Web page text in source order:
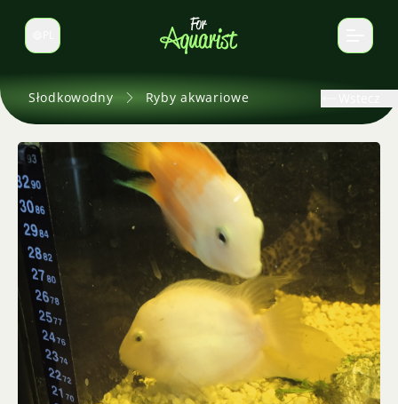
Zmień język
Słodkowodny Ryby akwariowe